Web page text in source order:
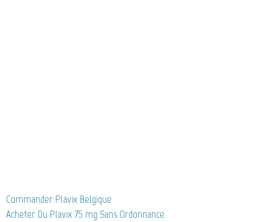
Commander Plavix Belgique
Acheter Du Plavix 75 mg Sans Ordonnance